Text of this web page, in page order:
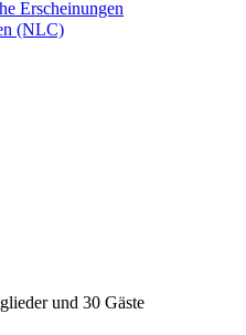
Erscheinungen
(NLC)
und 30 Gäste